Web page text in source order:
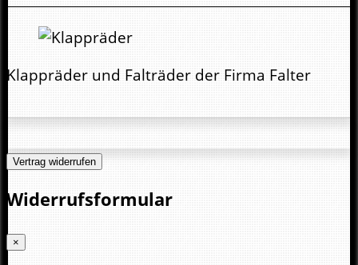
Klappräder und Falträder der Firma Falter
Vertrag widerrufen
Widerrufsformular
×